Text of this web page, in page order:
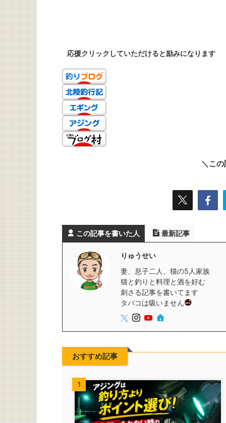
応援クリックしていただけると励みになります
＼こ
この記事を書いた人 最新記事
りゅうせい
妻、息子二人、猫の5人家族
猫と釣りと料理と酒を好む
刺さる記事を書いてます
タバコは吸いません
おすすめ記事
1